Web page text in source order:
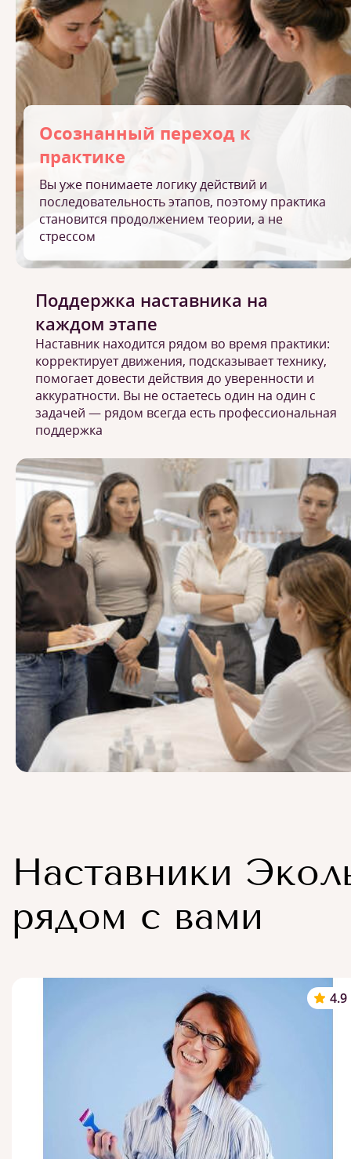
Осознанный переход к
практике
Вы уже понимаете логику действий и
последовательность этапов, поэтому практика
становится продолжением теории, а не
стрессом
Поддержка наставника на
каждом этапе
Наставник находится рядом во время практики:
корректирует движения, подсказывает технику,
помогает довести действия до уверенности и
аккуратности. Вы не остаетесь один на один с
задачей — рядом всегда есть профессиональная
поддержка
Наставники
рядом с вами
4.9